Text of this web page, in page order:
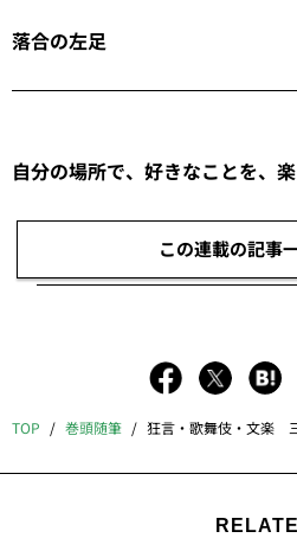
落合の左足
自分の場所で、好きなことを、
この連載の記事
TOP 巻頭随筆 狂言・歌舞伎・文楽 三番